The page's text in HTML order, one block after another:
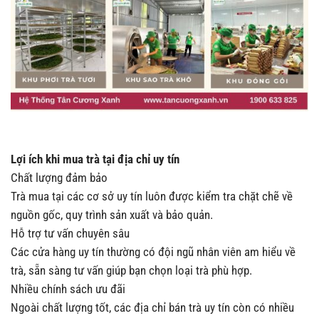
Lợi ích khi mua trà tại địa chỉ uy tín
Chất lượng đảm bảo
Trà mua tại các cơ sở uy tín luôn được kiểm tra chặt chẽ về
nguồn gốc, quy trình sản xuất và bảo quản.
Hỗ trợ tư vấn chuyên sâu
Các cửa hàng uy tín thường có đội ngũ nhân viên am hiểu về
trà, sẵn sàng tư vấn giúp bạn chọn loại trà phù hợp.
Nhiều chính sách ưu đãi
Ngoài chất lượng tốt, các địa chỉ bán trà uy tín còn có nhiều